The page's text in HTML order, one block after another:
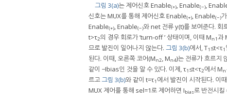
그림 3(a)는 제어신호 Enable(+), Enable(−),
신호는 MUX를 통해 제어신호 Enable(+), Enable(−)
Enable(+), Enable(−)와 net 전류 y(t)를 보여준다. 회
t>τ2의 경우 회로가 ’turn-off ’ 상태이며, 이때 Mn1과
므로 발진이 일어나지 않는다. 그림 3(b)에서, T1 ≤t<τ1
된다. 이때, 오른쪽 코어(Mn2, Mn4)는 전류가 흐르지
같이 −Ibias인 것을 알 수 있다. 이제, τ1 ≤t<τ2에서 M
르고그림 3(b)와 같이 t=τ1 에서 발진이 시작된다. 이
MUX 제어를 통해 sel=1로 제어하면 Ibias로 반전시킬